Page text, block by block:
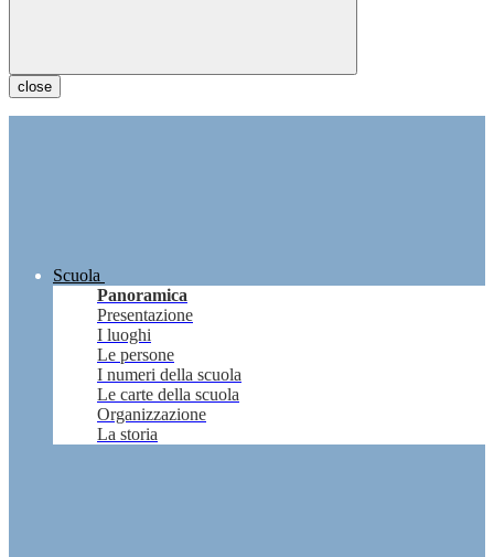
close
Scuola
Panoramica
Presentazione
I luoghi
Le persone
I numeri della scuola
Le carte della scuola
Organizzazione
La storia